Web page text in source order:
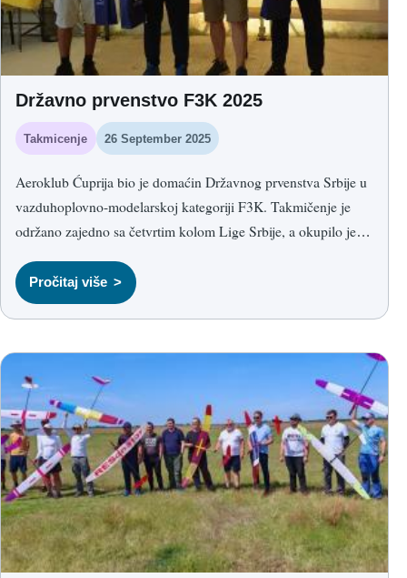
Državno prvenstvo F3K 2025
Takmicenje 26 September 2025
Aeroklub Ćuprija bio je domaćin Državnog prvenstva Srbije u
vazduhoplovno-modelarskoj kategoriji F3K. Takmičenje je
održano zajedno sa četvrtim kolom Lige Srbije, a okupilo je
F3K je disciplina radio-upravljanih jedrilica koje se lansiraju iz
ruke. Modeli se izbacuju rotacionim pokretom, a zatim piloti
duže i stabilnije letove.
Pročitaj više